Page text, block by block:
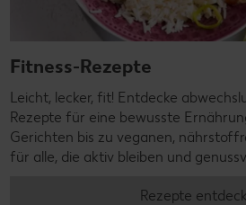
Fitness-Rezepte
Leicht, lecker, fit! Entdecke
Rezepte für eine bewusste
Gerichten bis zu veganen,
für alle, die aktiv bleiben und
Rezepte